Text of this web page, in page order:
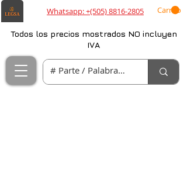
Whatsapp: +(505) 8816-2805 Carrito
Todos los precios mostrados NO incluyen
IVA